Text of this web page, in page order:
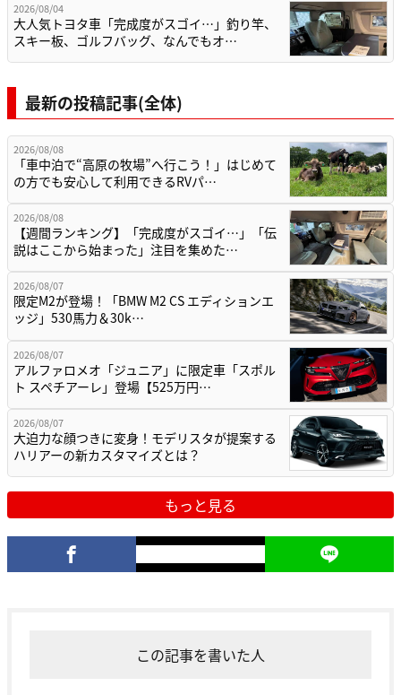
2026/08/04
大人気トヨタ車「完成度がスゴイ…」釣り竿、
スキー板、ゴルフバッグ、なんでもオ…
最新の投稿記事(全体)
2026/08/08
「車中泊で“高原の牧場”へ行こう！」はじめて
の方でも安心して利用できるRVパ…
2026/08/08
【週間ランキング】「完成度がスゴイ…」「伝
説はここから始まった」注目を集めた…
2026/08/07
限定M2が登場！「BMW M2 CS エディションエ
ッジ」530馬力＆30k…
2026/08/07
アルファロメオ「ジュニア」に限定車「スポル
ト スペチアーレ」登場【525万円…
2026/08/07
大迫力な顔つきに変身！モデリスタが提案する
ハリアーの新カスタマイズとは？
もっと見る
この記事を書いた人